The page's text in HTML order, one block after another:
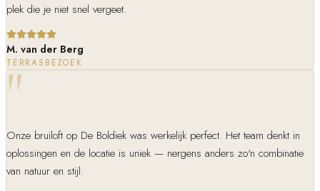
plek die je niet snel vergeet.
M. van der Berg
TERRASBEZOEK
"
Onze bruiloft op De Boldiek was werkelijk perfect. Het team denkt in
oplossingen en de locatie is uniek — nergens anders zo'n combinatie
van natuur en stijl.